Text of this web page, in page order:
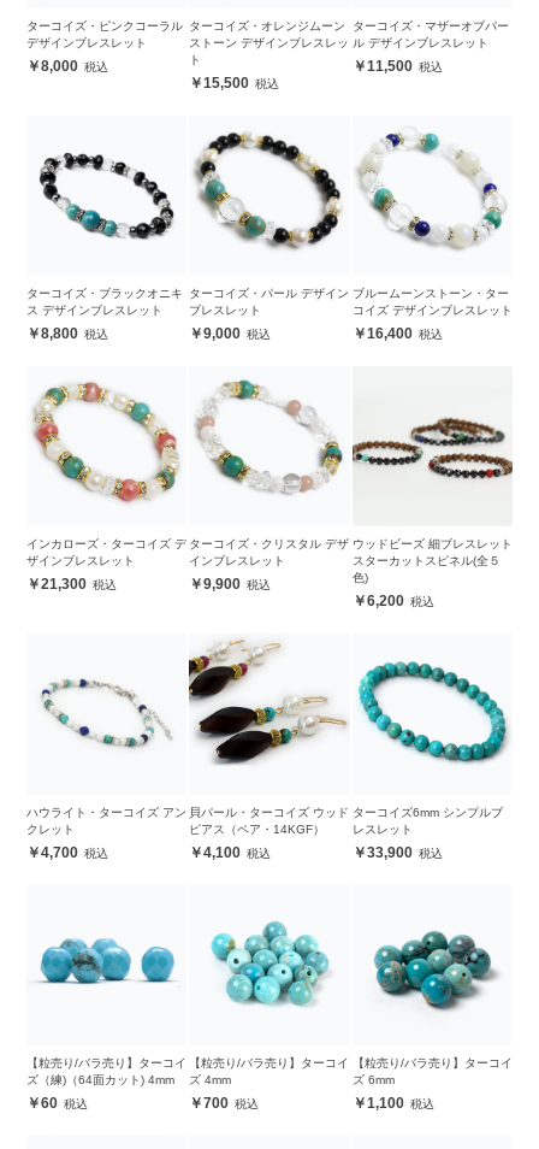
ターコイズ・ピンクコーラル
デザインブレスレット
8,000
ターコイズ・オレンジムーン
ストーン デザインブレスレッ
ト
15,500
ターコイズ・マザーオブパー
ル デザインブレスレット
11,500
ターコイズ・ブラックオニキ
ス デザインブレスレット
8,800
ターコイズ・パール デザイン
ブレスレット
9,000
ブルームーンストーン・ター
コイズ デザインブレスレット
16,400
インカローズ・ターコイズ デ
ザインブレスレット
21,300
ターコイズ・クリスタル デザ
インブレスレット
9,900
ウッドビーズ 細ブレスレット
スターカットスピネル(全５
色)
6,200
ハウライト・ターコイズ アン
クレット
4,700
貝パール・ターコイズ ウッド
ピアス（ペア・14KGF）
4,100
ターコイズ6mm シンプルブ
レスレット
33,900
【粒売り/バラ売り】ターコイ
ズ（練)（64面カット) 4mm
60
【粒売り/バラ売り】ターコイ
ズ 4mm
700
【粒売り/バラ売り】ターコイ
ズ 6mm
1,100